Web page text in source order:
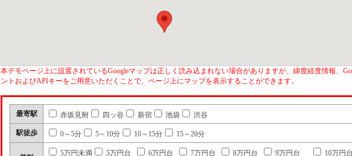
本デモページ上に設置されているGoogleマップは正しく読み込まれない場合がありますが、緯度経度情報、
ントおよびAPIキーをご用意いただくことで、ページ上にマップを表示することができます。
最寄駅 赤坂見附 四ッ谷 新宿 池袋 渋谷
駅徒歩 0～5分 5～10分 10～15分 15～20分
5万円未満 5万円台 6万円台 7万円台 8万円台 9万円台
10万円台